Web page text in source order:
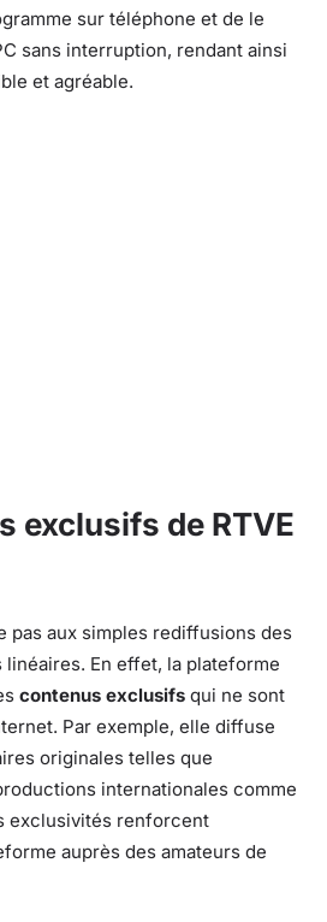
sur téléphone et de le
sans interruption, rendant ainsi
et agréable.
exclusifs de RTVE
pas aux simples rediffusions des
En effet, la plateforme
contenus exclusifs qui ne sont
Par exemple, elle diffuse
originales telles que
internationales comme
exclusivités renforcent
auprès des amateurs de